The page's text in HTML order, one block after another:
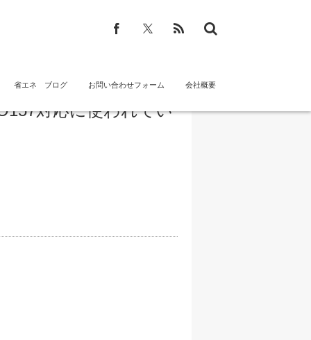
省エネ ブログ お問い合わせフォーム 会社概要
対応に使われてい